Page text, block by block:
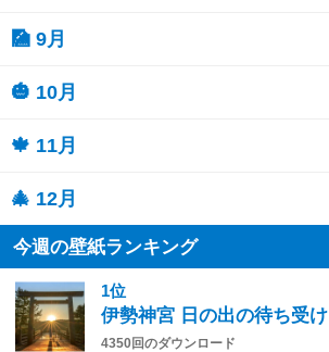
🎑 9月
🎃 10月
🍁 11月
🎄 12月
今週の壁紙ランキング
1位
伊勢神宮 日の出の待ち受け
4350回のダウンロード